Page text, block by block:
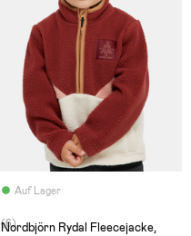
Auf Lager
(6)
Nordbjörn Rydal Fleecejacke,